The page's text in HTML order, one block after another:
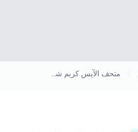
متحف الآيس كريم شيكاغو